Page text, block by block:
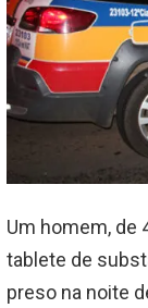
Um homem, de
tablete de
preso na noite